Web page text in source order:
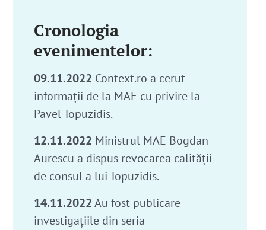
Cronologia
evenimentelor:
09.11.2022 Context.ro a cerut
informații de la MAE cu privire la
Pavel Topuzidis.
12.11.2022 Ministrul MAE Bogdan
Aurescu a dispus revocarea calității
de consul a lui Topuzidis.
14.11.2022Au fost publicare
investigațiile din seria